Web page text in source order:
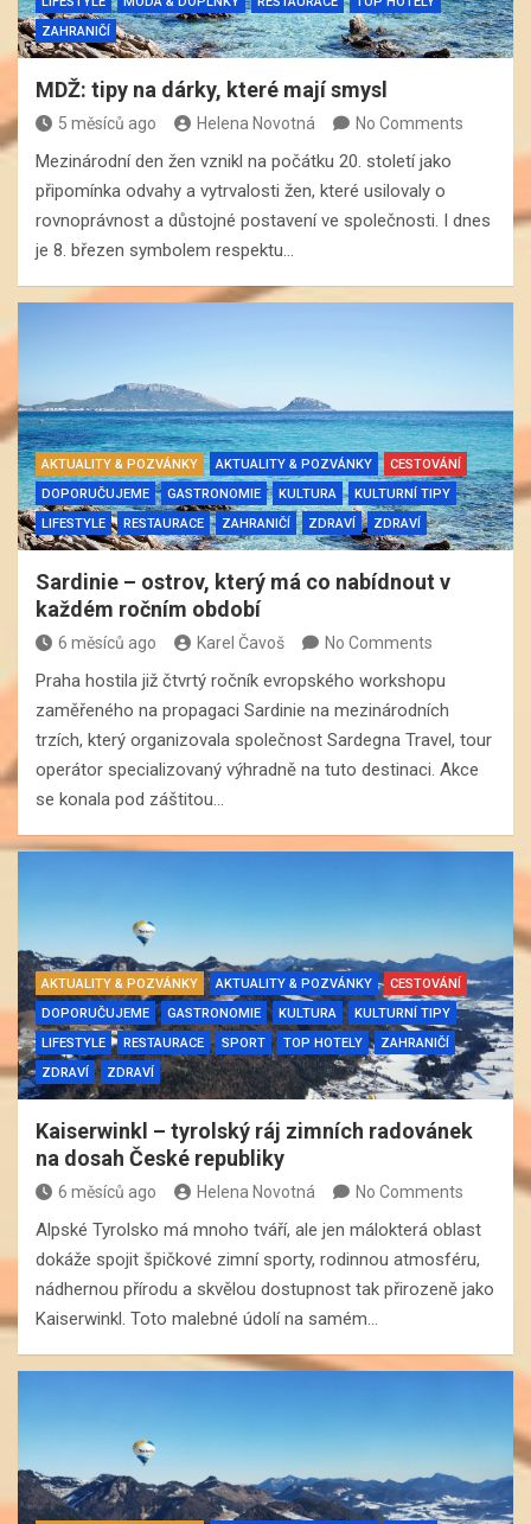
ZAHRANIČÍ
MDŽ: tipy na dárky, které mají smysl
5 měsíců ago Helena Novotná No Comments
Mezinárodní den žen vznikl na počátku 20. století jako
připomínka odvahy a vytrvalosti žen, které usilovaly o
rovnoprávnost a důstojné postavení ve společnosti. I dnes
je 8. březen symbolem respektu…
AKTUALITY & POZVÁNKY AKTUALITY & POZVÁNKY
CESTOVÁNÍ
DOPORUČUJEME
GASTRONOMIE KULTURA
KULTURNÍ TIPY
LIFESTYLE
RESTAURACE ZAHRANIČÍ ZDRAVÍ ZDRAVÍ
Sardinie – ostrov, který má co nabídnout v
každém ročním období
6 měsíců ago Karel Čavoš No Comments
Praha hostila již čtvrtý ročník evropského workshopu
zaměřeného na propagaci Sardinie na mezinárodních
trzích, který organizovala společnost Sardegna Travel, tour
operátor specializovaný výhradně na tuto destinaci. Akce
se konala pod záštitou…
AKTUALITY & POZVÁNKY AKTUALITY & POZVÁNKY
CESTOVÁNÍ
DOPORUČUJEME
GASTRONOMIE KULTURA
KULTURNÍ TIPY
LIFESTYLE
RESTAURACE SPORT TOP HOTELY
ZAHRANIČÍ
ZDRAVÍ
ZDRAVÍ
Kaiserwinkl – tyrolský ráj zimních radovánek
na dosah České republiky
6 měsíců ago Helena Novotná No Comments
Alpské Tyrolsko má mnoho tváří, ale jen málokterá oblast
dokáže spojit špičkové zimní sporty, rodinnou atmosféru,
nádhernou přírodu a skvělou dostupnost tak přirozeně jako
Kaiserwinkl. Toto malebné údolí na samém…